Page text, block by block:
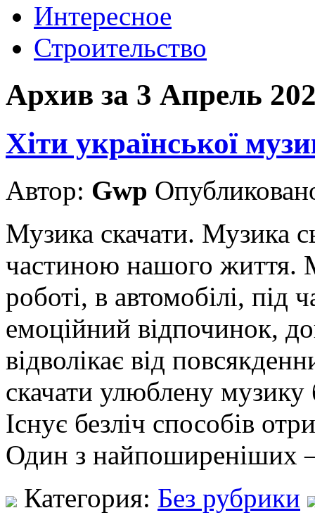
Интересное
Строительство
Архив за 3 Апрель
Хіти української
Автор: Gwp
Музика скачати. Музика
частиною нашого життя.
роботі, в автомобілі, під
емоційний відпочинок,
відволікає від
скачати улюблену музику
Існує безліч способів
Один з
Категория: Без рубрики